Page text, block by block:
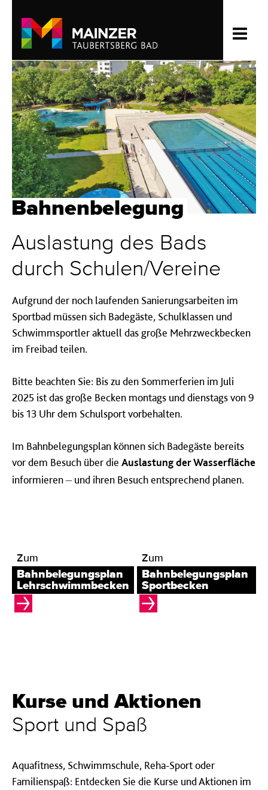
Bahnenbelegung
Auslastung des Bads
durch Schulen/Vereine
Aufgrund der noch laufenden Sanierungsarbeiten im
Sportbad müssen sich Badegäste, Schulklassen und
Schwimmsportler aktuell das große Mehrzweckbecken
im Freibad teilen.
Bitte beachten Sie: Bis zu den Sommerferien im Juli
2025 ist das große Becken montags und dienstags von 9
bis 13 Uhr dem Schulsport vorbehalten.
Im Bahnbelegungsplan können sich Badegäste bereits
vor dem Besuch über die Auslastung der Wasserfläche
informieren–und ihren Besuch entsprechend planen.​
Zum
Bahnbelegungsplan
Lehrschwimmbecken
Zum
Bahnbelegungsplan
Sportbecken
Kurse und Aktionen
Sport und Spaß
Aquafitness, Schwimmschule, Reha-Sport oder
Familienspaß: Entdecken Sie die Kurse und Aktionen im